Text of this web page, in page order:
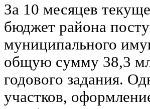
За 10 месяцев
бюджет района
муниципального
общую сумму 38,3
годового задания.
участков,